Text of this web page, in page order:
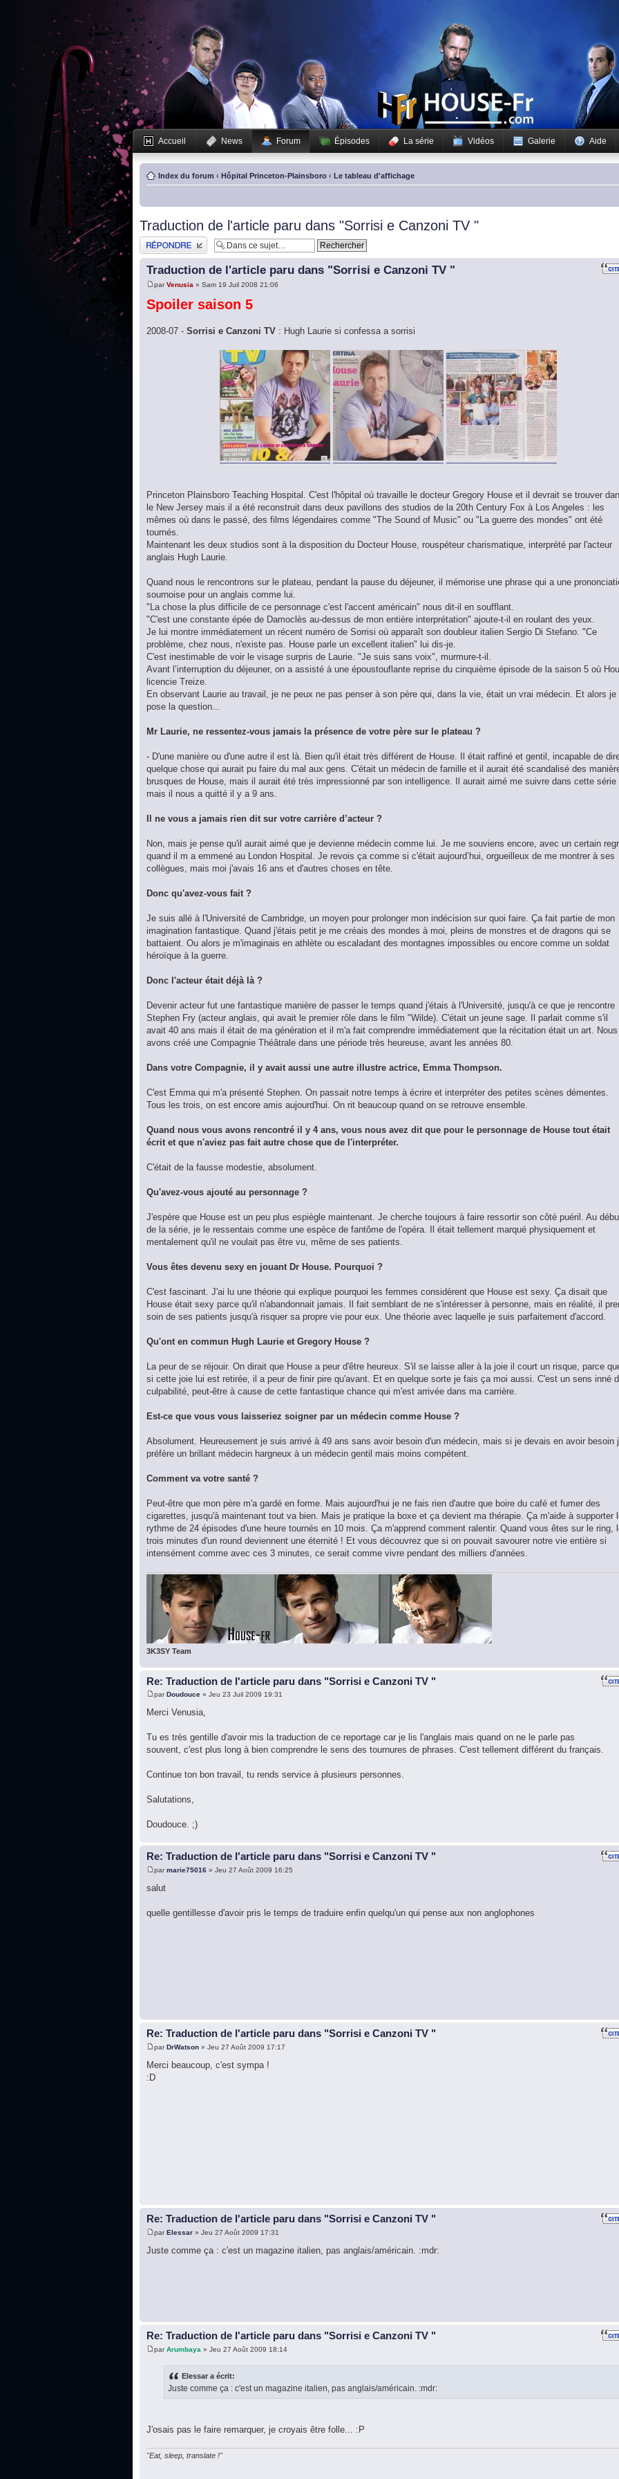
Accueil News Forum Épisodes La série Vidéos Galerie Aide
Index du forum ‹ Hôpital Princeton-Plainsboro ‹ Le tableau d'affichage
Traduction de l'article paru dans "Sorrisi e Canzoni TV "
Publier une réponse
Traduction de l'article paru dans "Sorrisi e Canzoni TV "
parVenusia » Sam 19 Juil 2008 21:06
Spoiler saison 5
2008-07 - Sorrisi e Canzoni TV : Hugh Laurie si confessa a sorrisi
Princeton Plainsboro Teaching Hospital. C'est l'hôpital où travaille le docteur Gregory House et il devrait se trouver
le New Jersey mais il a été reconstruit dans deux pavillons des studios de la 20th Century Fox à Los Angeles : les
mêmes où dans le passé, des films légendaires comme "The Sound of Music" ou "La guerre des mondes" ont été
tournés.
Maintenant les deux studios sont à la disposition du Docteur House, rouspéteur charismatique, interprété par l'acteur
anglais Hugh Laurie.
Quand nous le rencontrons sur le plateau, pendant la pause du déjeuner, il mémorise une phrase qui a une
sournoise pour un anglais comme lui.
"La chose la plus difficile de ce personnage c'est l'accent américain" nous dit-il en soufflant.
"C'est une constante épée de Damoclès au-dessus de mon entière interprétation" ajoute-t-il en roulant des yeux.
Je lui montre immédiatement un récent numéro de Sorrisi où apparaît son doubleur italien Sergio Di Stefano. "Ce
problème, chez nous, n'existe pas. House parle un excellent italien" lui dis-je.
C'est inestimable de voir le visage surpris de Laurie. "Je suis sans voix", murmure-t-il.
Avant l’interruption du déjeuner, on a assisté à une époustouflante reprise du cinquième épisode de la saison 5 où
licencie Treize.
En observant Laurie au travail, je ne peux ne pas penser à son père qui, dans la vie, était un vrai médecin. Et alors je
pose la question...
Mr Laurie, ne ressentez-vous jamais la présence de votre père sur le plateau ?
- D'une manière ou d'une autre il est là. Bien qu'il était très différent de House. Il était raffiné et gentil, incapable de
quelque chose qui aurait pu faire du mal aux gens. C'était un médecin de famille et il aurait été scandalisé des
brusques de House, mais il aurait été très impressionné par son intelligence. Il aurait aimé me suivre dans cette série
mais il nous a quitté il y a 9 ans.
Il ne vous a jamais rien dit sur votre carrière d’acteur ?
Non, mais je pense qu'il aurait aimé que je devienne médecin comme lui. Je me souviens encore, avec un certain
quand il m a emmené au London Hospital. Je revois ça comme si c'était aujourd’hui, orgueilleux de me montrer à ses
collègues, mais moi j'avais 16 ans et d'autres choses en tête.
Donc qu'avez-vous fait ?
Je suis allé à l'Université de Cambridge, un moyen pour prolonger mon indécision sur quoi faire. Ça fait partie de mon
imagination fantastique. Quand j'étais petit je me créais des mondes à moi, pleins de monstres et de dragons qui se
battaient. Ou alors je m'imaginais en athlète ou escaladant des montagnes impossibles ou encore comme un soldat
héroïque à la guerre.
Donc l'acteur était déjà là ?
Devenir acteur fut une fantastique manière de passer le temps quand j'étais à l'Université, jusqu'à ce que je rencontre
Stephen Fry (acteur anglais, qui avait le premier rôle dans le film "Wilde). C'était un jeune sage. Il parlait comme s'il
avait 40 ans mais il était de ma génération et il m'a fait comprendre immédiatement que la récitation était un art. Nous
avons créé une Compagnie Théâtrale dans une période très heureuse, avant les années 80.
Dans votre Compagnie, il y avait aussi une autre illustre actrice, Emma Thompson.
C'est Emma qui m'a présenté Stephen. On passait notre temps à écrire et interpréter des petites scènes démentes.
Tous les trois, on est encore amis aujourd'hui. On rit beaucoup quand on se retrouve ensemble.
Quand nous vous avons rencontré il y 4 ans, vous nous avez dit que pour le personnage de House tout était
écrit et que n'aviez pas fait autre chose que de l'interpréter.
C'était de la fausse modestie, absolument.
Qu'avez-vous ajouté au personnage ?
J'espère que House est un peu plus espiègle maintenant. Je cherche toujours à faire ressortir son côté puéril. Au
de la série, je le ressentais comme une espèce de fantôme de l'opéra. Il était tellement marqué physiquement et
mentalement qu'il ne voulait pas être vu, même de ses patients.
Vous êtes devenu sexy en jouant Dr House. Pourquoi ?
C'est fascinant. J'ai lu une théorie qui explique pourquoi les femmes considèrent que House est sexy. Ça disait que
House était sexy parce qu'il n'abandonnait jamais. Il fait semblant de ne s'intéresser à personne, mais en réalité, il
soin de ses patients jusqu'à risquer sa propre vie pour eux. Une théorie avec laquelle je suis parfaitement d'accord.
Qu'ont en commun Hugh Laurie et Gregory House ?
La peur de se réjouir. On dirait que House a peur d'être heureux. S'il se laisse aller à la joie il court un risque, parce
si cette joie lui est retirée, il a peur de finir pire qu'avant. Et en quelque sorte je fais ça moi aussi. C'est un sens inné
culpabilité, peut-être à cause de cette fantastique chance qui m'est arrivée dans ma carrière.
Est-ce que vous vous laisseriez soigner par un médecin comme House ?
Absolument. Heureusement je suis arrivé à 49 ans sans avoir besoin d'un médecin, mais si je devais en avoir besoin
préfère un brillant médecin hargneux à un médecin gentil mais moins compétent.
Comment va votre santé ?
Peut-être que mon père m'a gardé en forme. Mais aujourd'hui je ne fais rien d'autre que boire du café et fumer des
cigarettes, jusqu'à maintenant tout va bien. Mais je pratique la boxe et ça devient ma thérapie. Ça m'aide à supporter
rythme de 24 épisodes d'une heure tournés en 10 mois. Ça m'apprend comment ralentir. Quand vous êtes sur le ring,
trois minutes d'un round deviennent une éternité ! Et vous découvrez que si on pouvait savourer notre vie entière si
intensément comme avec ces 3 minutes, ce serait comme vivre pendant des milliers d'années.
3K3SY Team
Re: Traduction de l'article paru dans "Sorrisi e Canzoni TV "
parDoudouce » Jeu 23 Juil 2009 19:31
Merci Venusia,
Tu es très gentille d'avoir mis la traduction de ce reportage car je lis l'anglais mais quand on ne le parle pas
souvent, c'est plus long à bien comprendre le sens des tournures de phrases. C'est tellement différent du français.
Continue ton bon travail, tu rends service à plusieurs personnes.
Salutations,
Doudouce. ;)
Re: Traduction de l'article paru dans "Sorrisi e Canzoni TV "
parmarie75016 » Jeu 27 Août 2009 16:25
salut
quelle gentillesse d'avoir pris le temps de traduire enfin quelqu'un qui pense aux non anglophones
Re: Traduction de l'article paru dans "Sorrisi e Canzoni TV "
parDrWatson » Jeu 27 Août 2009 17:17
Merci beaucoup, c'est sympa !
:D
Re: Traduction de l'article paru dans "Sorrisi e Canzoni TV "
parElessar » Jeu 27 Août 2009 17:31
Juste comme ça : c'est un magazine italien, pas anglais/américain. :mdr:
Re: Traduction de l'article paru dans "Sorrisi e Canzoni TV "
parArumbaya » Jeu 27 Août 2009 18:14
Elessar a écrit:
Juste comme ça : c'est un magazine italien, pas anglais/américain. :mdr:
J'osais pas le faire remarquer, je croyais être folle... :P
"Eat, sleep, translate !"